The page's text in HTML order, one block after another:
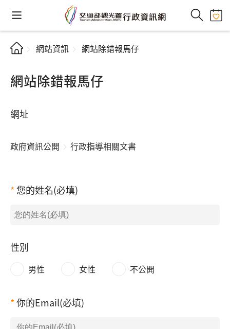
網站資訊 網站除錯報馬仔
網站除錯報馬仔
網址
政府資訊公開 行政指導相關文書
您的姓名(必填)
性別
男性 女性 不公開
你的Email(必填)